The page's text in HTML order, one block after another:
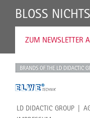
BLOSS
ZUM NEWSLETTER
LD DIDACTIC GROUP